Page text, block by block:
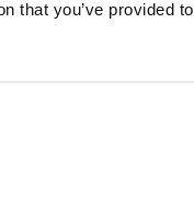
that you’ve provided